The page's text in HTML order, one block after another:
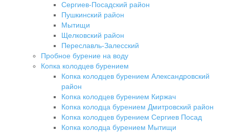
Сергиев-Посадский район
Пушкинский район
Мытищи
Щелковский район
Переславль-Залесский
Пробное бурение на воду
Копка колодцев бурением
Копка колодцев бурением Александровский
район
Копка колодцев бурением Киржач
Копка колодца бурением Дмитровский район
Копка колодцев бурением Сергиев Посад
Копка колодца бурением Мытищи